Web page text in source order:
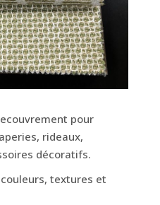
pour
rideaux,
décoratifs.
textures et